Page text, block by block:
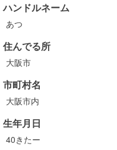
ハンドルネーム
あつ
住んでる所
大阪市
市町村名
大阪市内
生年月日
40きたー